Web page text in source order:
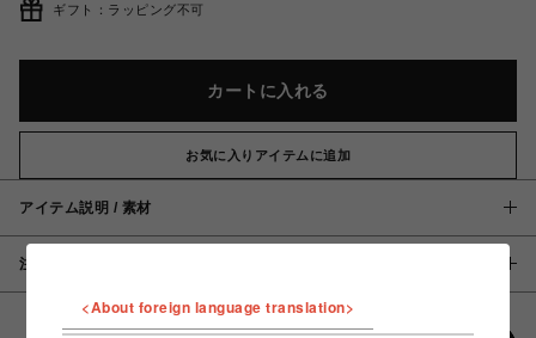
ギフト：ラッピング不可
カートに入れる
お気に入りアイテムに追加
アイテム説明 / 素材
注意事項
<About foreign language translation>